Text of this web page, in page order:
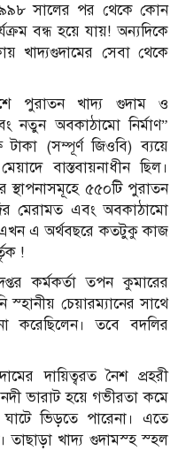
সালের পর থেকে কোন
বন্ধ হয়ে যায়! অন্যদিকে
খাদ্যগুদামের সেবা থেকে
পুরাতন খাদ্য গুদাম ও
নতুন অবকাঠামো নির্মাণ”
(সম্পূর্ণ জিওবি) ব্যয়ে
বাস্তবায়নাধীন ছিল।
স্থাপনাসমূহে ৫৫০টি পুরাতন
মেরামত এবং অবকাঠামো
এ অর্থবছরে কতটুকু কাজ
!
কর্মকর্তা তপন কুমারের
স্হানীয় চেয়ারম্যানের সাথে
করেছিলেন। তবে বদলির
দায়িত্বরত নৈশ প্রহরী
ভারাট হয়ে গভীরতা কমে
ভিড়তে পারেনা। এতে
তাছাড়া খাদ্য গুদামস্হ স্হল